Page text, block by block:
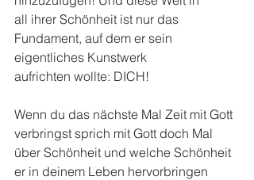
all ihrer Schönheit ist nur das
Fundament, auf dem er sein
eigentliches Kunstwerk
aufrichten wollte: DICH!
Wenn du das nächste Mal Zeit mit Gott
verbringst sprich mit Gott doch Mal
über Schönheit und welche Schönheit
er in deinem Leben hervorbringen